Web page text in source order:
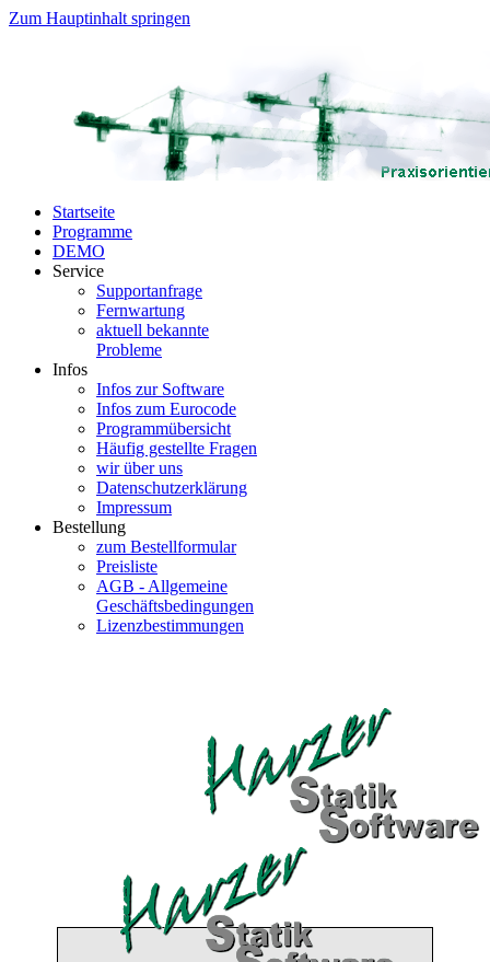
Zum Hauptinhalt springen
Startseite
Programme
DEMO
Service
Supportanfrage
Fernwartung
aktuell bekannte
Probleme
Infos
Infos zur Software
Infos zum Eurocode
Programmübersicht
Häufig gestellte Fragen
wir über uns
Datenschutzerklärung
Impressum
Bestellung
zum Bestellformular
Preisliste
AGB - Allgemeine
Geschäftsbedingungen
Lizenzbestimmungen